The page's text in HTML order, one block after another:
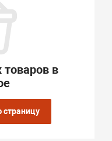
в
страницу